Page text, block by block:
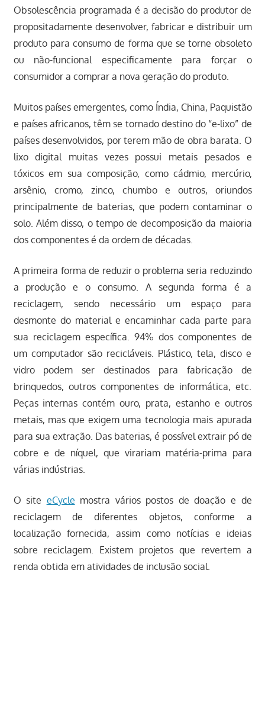
Obsolescência programada é a decisão do produtor de
propositadamente desenvolver, fabricar e distribuir um
produto para consumo de forma que se torne obsoleto
ou não-funcional especificamente para forçar o
consumidor a comprar a nova geração do produto.
Muitos países emergentes, como Índia, China, Paquistão
e países africanos, têm se tornado destino do “e-lixo” de
países desenvolvidos, por terem mão de obra barata. O
lixo digital muitas vezes possui metais pesados e
tóxicos em sua composição, como cádmio, mercúrio,
arsênio, cromo, zinco, chumbo e outros, oriundos
principalmente de baterias, que podem contaminar o
solo. Além disso, o tempo de decomposição da maioria
dos componentes é da ordem de décadas.
A primeira forma de reduzir o problema seria reduzindo
a produção e o consumo. A segunda forma é a
reciclagem, sendo necessário um espaço para
desmonte do material e encaminhar cada parte para
sua reciclagem específica. 94% dos componentes de
um computador são recicláveis. Plástico, tela, disco e
vidro podem ser destinados para fabricação de
brinquedos, outros componentes de informática, etc.
Peças internas contém ouro, prata, estanho e outros
metais, mas que exigem uma tecnologia mais apurada
para sua extração. Das baterias, é possível extrair pó de
cobre e de níquel, que virariam matéria-prima para
várias indústrias.
O site eCycle mostra vários postos de doação e de
reciclagem de diferentes objetos, conforme a
localização fornecida, assim como notícias e ideias
sobre reciclagem. Existem projetos que revertem a
renda obtida em atividades de inclusão social.